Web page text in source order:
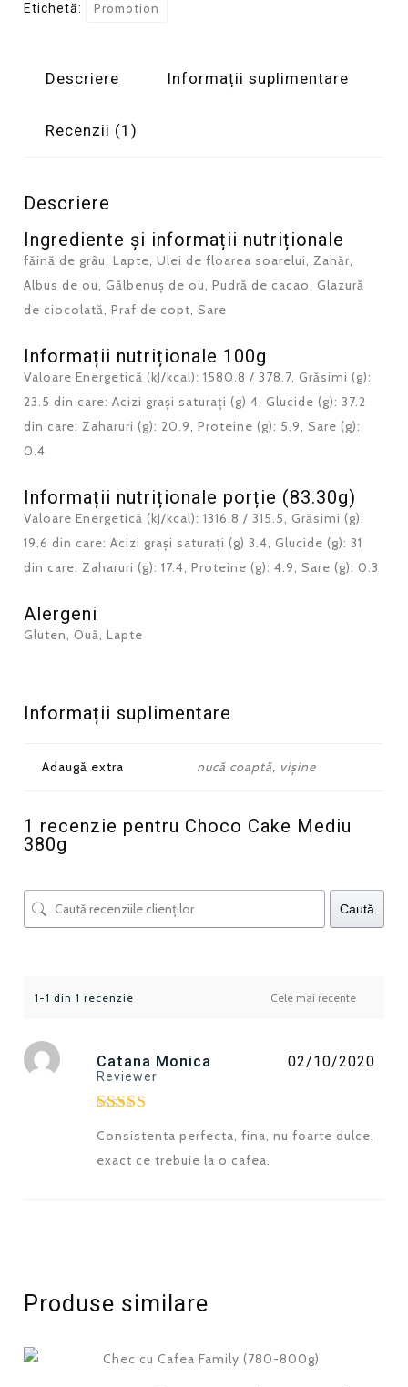
Etichetă: Promotion
Descriere Informații suplimentare
Recenzii (1)
Descriere
Ingrediente și informații nutriționale
făină de grâu, Lapte, Ulei de floarea soarelui, Zahăr,
Albus de ou, Gălbenuș de ou, Pudră de cacao, Glazură
de ciocolată, Praf de copt, Sare
Informații nutriționale 100g
Valoare Energetică (kJ/kcal): 1580.8 / 378.7, Grăsimi (g):
23.5 din care: Acizi grași saturați (g) 4, Glucide (g): 37.2
din care: Zaharuri (g): 20.9, Proteine (g): 5.9, Sare (g):
0.4
Informații nutriționale porție (83.30g)
Valoare Energetică (kJ/kcal): 1316.8 / 315.5, Grăsimi (g):
19.6 din care: Acizi grași saturați (g) 3.4, Glucide (g): 31
din care: Zaharuri (g): 17.4, Proteine (g): 4.9, Sare (g): 0.3
Alergeni
Gluten, Ouă, Lapte
Informații suplimentare
Adaugă extra nucă coaptă, vișine
1 recenzie pentru Choco Cake Mediu
380g
Caută
1-1 din 1 recenzie
Catana Monica
Reviewer
02/10/2020
5din 5
Consistenta perfecta, fina, nu foarte dulce,
exact ce trebuie la o cafea.
Produse similare